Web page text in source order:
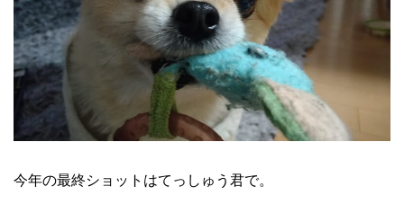
今年の最終ショットはてっしゅう君で。